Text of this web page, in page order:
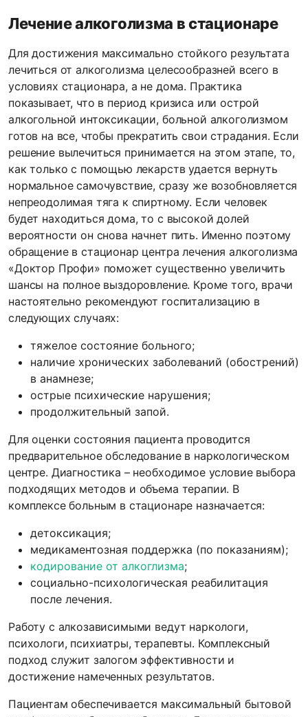
Лечение алкоголизма в стационаре
Для достижения максимально стойкого результата
лечиться от алкоголизма целесообразней всего в
условиях стационара, а не дома. Практика
показывает, что в период кризиса или острой
алкогольной интоксикации, больной алкоголизмом
готов на все, чтобы прекратить свои страдания. Если
решение вылечиться принимается на этом этапе, то,
как только с помощью лекарств удается вернуть
нормальное самочувствие, сразу же возобновляется
непреодолимая тяга к спиртному. Если человек
будет находиться дома, то с высокой долей
вероятности он снова начнет пить. Именно поэтому
обращение в стационар центра лечения алкоголизма
«Доктор Профи» поможет существенно увеличить
шансы на полное выздоровление. Кроме того, врачи
настоятельно рекомендуют госпитализацию в
следующих случаях:
тяжелое состояние больного;
наличие хронических заболеваний (обострений)
в анамнезе;
острые психические нарушения;
продолжительный запой.
Для оценки состояния пациента проводится
предварительное обследование в наркологическом
центре. Диагностика – необходимое условие выбора
подходящих методов и объема терапии. В
комплексе больным в стационаре назначается:
детоксикация;
медикаментозная поддержка (по показаниям);
кодирование от алкоглизма;
социально-психологическая реабилитация
после лечения.
Работу с алкозависимыми ведут наркологи,
психологи, психиатры, терапевты. Комплексный
подход служит залогом эффективности и
достижение намеченных результатов.
Пациентам обеспечивается максимальный бытовой